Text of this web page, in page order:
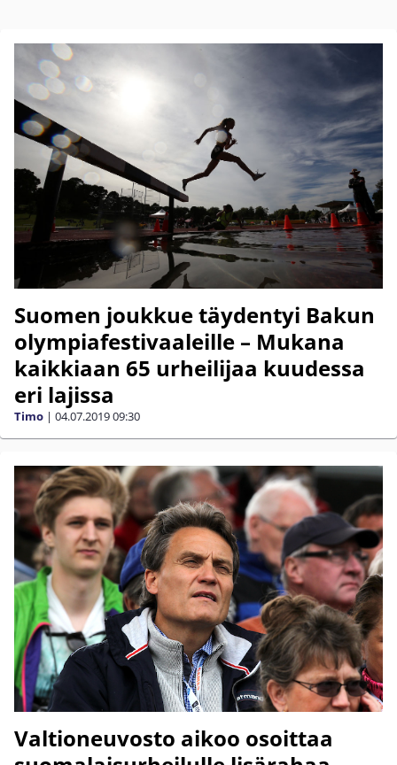
Suomen joukkue täydentyi Bakun
olympiafestivaaleille – Mukana
kaikkiaan 65 urheilijaa kuudessa
eri lajissa
Timo | 04.07.201909:30
Valtioneuvosto aikoo osoittaa